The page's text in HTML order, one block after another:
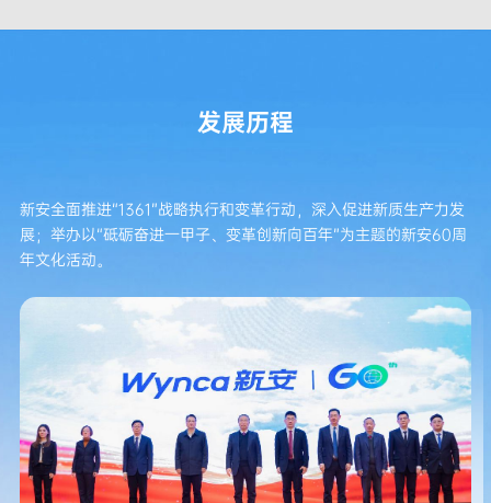
发展历程
新安全面推进“1361”战略执行和变革行动，深入促进新质生产力发
展；举办以“砥砺奋进一甲子、变革创新向百年”为主题的新安60周
年文化活动。